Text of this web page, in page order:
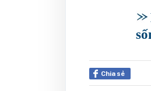
Chia sẻ